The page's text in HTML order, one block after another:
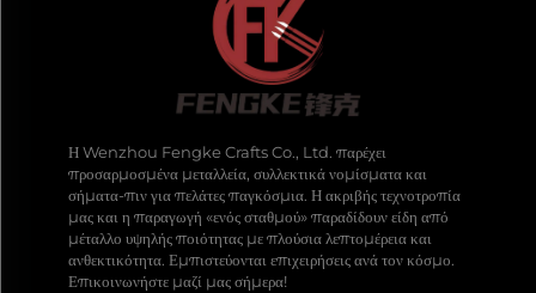
Η Wenzhou Fengke Crafts Co., Ltd. παρέχει
προσαρμοσμένα μεταλλεία, συλλεκτικά νομίσματα και
σήματα-πιν για πελάτες παγκόσμια. Η ακριβής τεχνοτροπία
μας και η παραγωγή «ενός σταθμού» παραδίδουν είδη από
μέταλλο υψηλής ποιότητας με πλούσια λεπτομέρεια και
ανθεκτικότητα. Εμπιστεύονται επιχειρήσεις ανά τον κόσμο.
Επικοινωνήστε μαζί μας σήμερα!